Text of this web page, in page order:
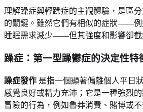
理解躁症與輕躁症的主觀體驗，是區
的關鍵。雖然它們有相似的症狀——例
睡眠需求減少——但其強度和影響卻截
躁症：第一型躁鬱症的決定性特
躁症發作 是指一個顯著偏離個人平日
感覺良好或精力充沛；它是一種強烈
冒險的行為，例如魯莽消費、賭博或